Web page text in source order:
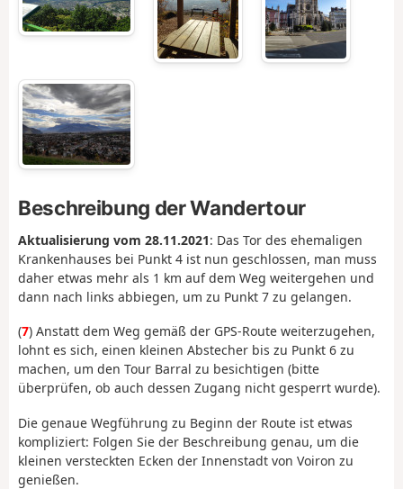
Beschreibung der Wandertour
Aktualisierung vom 28.11.2021: Das Tor des ehemaligen
Krankenhauses bei Punkt 4 ist nun geschlossen, man muss
daher etwas mehr als 1 km auf dem Weg weitergehen und
dann nach links abbiegen, um zu Punkt 7 zu gelangen.
(7) Anstatt dem Weg gemäß der GPS-Route weiterzugehen,
lohnt es sich, einen kleinen Abstecher bis zu Punkt 6 zu
machen, um den Tour Barral zu besichtigen (bitte
überprüfen, ob auch dessen Zugang nicht gesperrt wurde).
Die genaue Wegführung zu Beginn der Route ist etwas
kompliziert: Folgen Sie der Beschreibung genau, um die
kleinen versteckten Ecken der Innenstadt von Voiron zu
genießen.